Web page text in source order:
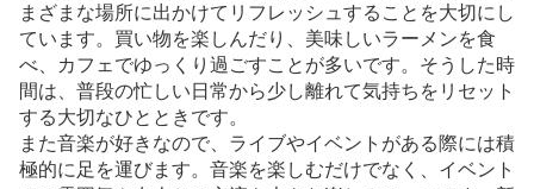
まざまな場所に出かけてリフレッシュすることを大切にし
ています。買い物を楽しんだり、美味しいラーメンを食
べ、カフェでゆっくり過ごすことが多いです。そうした時
間は、普段の忙しい日常から少し離れて気持ちをリセット
する大切なひとときです。
また音楽が好きなので、ライブやイベントがある際には積
極的に足を運びます。音楽を楽しむだけでなく、イベント